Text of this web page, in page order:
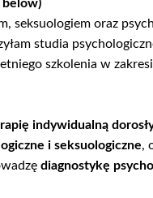
below)
seksuologiem oraz
studia
szkolenia w
indywidualną
i seksuologiczne,
diagnostykę